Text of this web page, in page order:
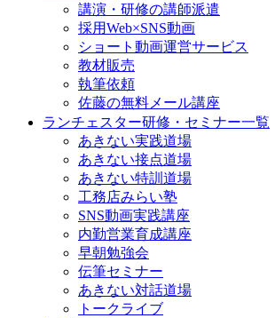
講演・研修の講師派遣
採用Web×SNS動画
ショート動画運営サービス
教材販売
執筆依頼
佐藤の無料メール講座
ランチェスター研修・セミナー一覧
あきない実践道場
あきない接点道場
あきない特訓道場
工務店みらい塾
SNS動画実践講座
内勤営業育成講座
早朝勉強会
伝筆セミナー
あきない対話道場
トークライブ